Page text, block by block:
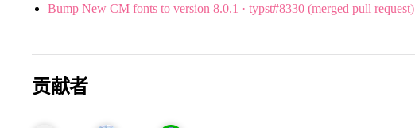
Bump New CM fonts to version 8.0.1 · typst#8330 (merged pull request)
贡献者